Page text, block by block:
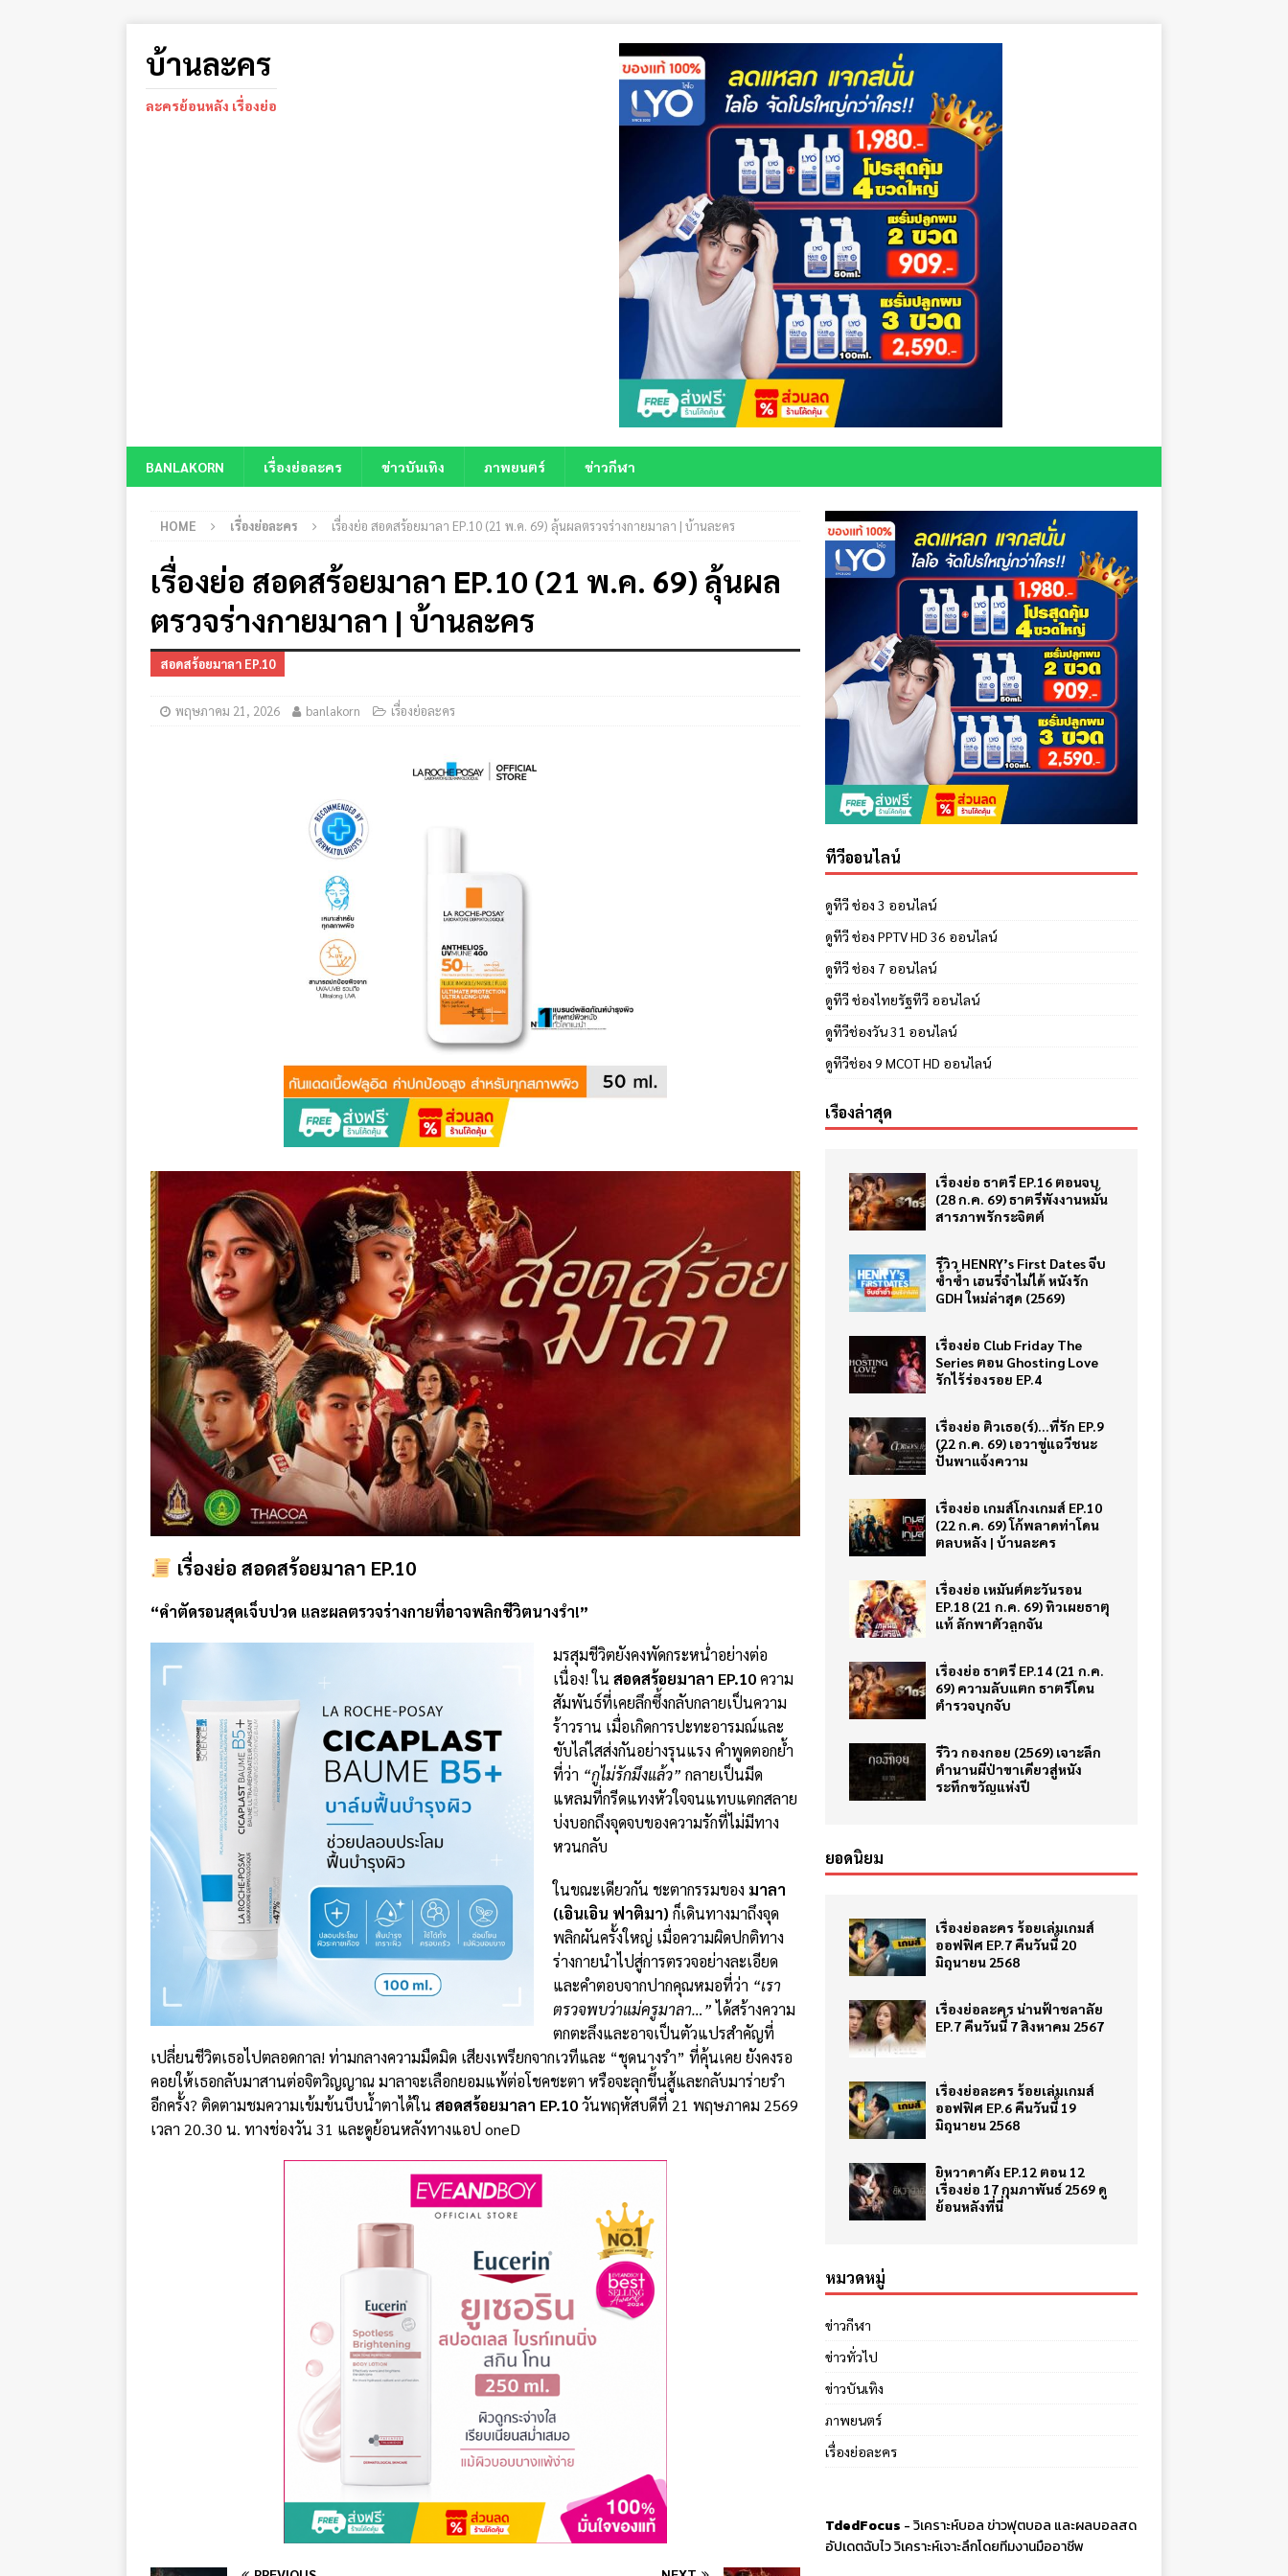
บ้านละคร
ละครย้อนหลัง เรื่องย่อ
BANLAKORN เรื่องย่อละคร ข่าวบันเทิง ภาพยนตร์ ข่าวกีฬา
HOME เรื่องย่อละคร เรื่องย่อ สอดสร้อยมาลา EP.10 (21 พ.ค. 69) ลุ้นผลตรวจร่างกายมาลา | บ้านละคร
เรื่องย่อ สอดสร้อยมาลา EP.10 (21 พ.ค. 69) ลุ้นผล
ตรวจร่างกายมาลา | บ้านละคร
สอดสร้อยมาลา EP.10
พฤษภาคม 21, 2026 banlakorn เรื่องย่อละคร
เรื่องย่อ สอดสร้อยมาลา EP.10
“คำตัดรอนสุดเจ็บปวด และผลตรวจร่างกายที่อาจพลิกชีวิตนางรำ!”
มรสุมชีวิตยังคงพัดกระหน่ำอย่างต่อ
เนื่อง! ใน สอดสร้อยมาลา EP.10ความ
สัมพันธ์ที่เคยลึกซึ้งกลับกลายเป็นความ
ร้าวราน เมื่อเกิดการปะทะอารมณ์และ
ขับไล่ไสส่งกันอย่างรุนแรง คำพูดตอกย้ำ
ที่ว่า “กูไม่รักมึงแล้ว” กลายเป็นมีด
แหลมที่กรีดแทงหัวใจจนแทบแตกสลาย
บ่งบอกถึงจุดจบของความรักที่ไม่มีทาง
หวนกลับ
ในขณะเดียวกัน ชะตากรรมของ มาลา
(เอินเอิน ฟาติมา) ก็เดินทางมาถึงจุด
พลิกผันครั้งใหญ่ เมื่อความผิดปกติทาง
ร่างกายนำไปสู่การตรวจอย่างละเอียด
และคำตอบจากปากคุณหมอที่ว่า “เรา
ตรวจพบว่าแม่ครูมาลา…”ได้สร้างความ
ตกตะลึงและอาจเป็นตัวแปรสำคัญที่
เปลี่ยนชีวิตเธอไปตลอดกาล! ท่ามกลางความมืดมิด เสียงเพรียกจากเวทีและ “ชุดนางรำ” ที่คุ้นเคย ยังคงรอ
คอยให้เธอกลับมาสานต่อจิตวิญญาณ มาลาจะเลือกยอมแพ้ต่อโชคชะตา หรือจะลุกขึ้นสู้และกลับมาร่ายรำ
อีกครั้ง? ติดตามชมความเข้มข้นบีบน้ำตาได้ใน สอดสร้อยมาลา EP.10วันพฤหัสบดีที่ 21 พฤษภาคม 2569
เวลา 20.30 น. ทางช่องวัน 31 และดูย้อนหลังทางแอป oneD
ทีวีออนไลน์
ดูทีวี ช่อง 3 ออนไลน์
ดูทีวี ช่อง PPTV HD 36 ออนไลน์
ดูทีวี ช่อง 7 ออนไลน์
ดูทีวี ช่องไทยรัฐทีวี ออนไลน์
ดูทีวีช่องวัน 31 ออนไลน์
ดูทีวีช่อง 9 MCOT HD ออนไลน์
เรื่องล่าสุด
เรื่องย่อ ธาตรี EP.16 ตอนจบ
(28 ก.ค. 69) ธาตรีพังงานหมั้น
สารภาพรักระจิตต์
รีวิว HENRY’s First Dates จีบ
ซ้ำซ้ำ เฮนรี่จำไม่ได้ หนังรัก
GDH ใหม่ล่าสุด (2569)
เรื่องย่อ Club Friday The
Series ตอน Ghosting Love
รักไร้ร่องรอย EP.4
เรื่องย่อ ติวเธอ(ร์)…ที่รัก EP.9
(22 ก.ค. 69) เอวาขู่แฉวีชนะ
ปั้นพาแจ้งความ
เรื่องย่อ เกมส์โกงเกมส์ EP.10
(22 ก.ค. 69) โก้พลาดท่าโดน
ตลบหลัง | บ้านละคร
เรื่องย่อ เหมันต์ตะวันรอน
EP.18 (21 ก.ค. 69) ทิวเผยธาตุ
แท้ ลักพาตัวลูกจัน
เรื่องย่อ ธาตรี EP.14 (21 ก.ค.
69) ความลับแตก ธาตรีโดน
ตำรวจบุกจับ
รีวิว กองกอย (2569) เจาะลึก
ตำนานผีป่าขาเดียวสู่หนัง
ระทึกขวัญแห่งปี
ยอดนิยม
เรื่องย่อละคร ร้อยเล่มเกมส์
ออฟฟิศ EP.7 คืนวันนี้ 20
มิถุนายน 2568
เรื่องย่อละคร น่านฟ้าชลาลัย
EP.7 คืนวันนี้ 7 สิงหาคม 2567
เรื่องย่อละคร ร้อยเล่มเกมส์
ออฟฟิศ EP.6 คืนวันนี้ 19
มิถุนายน 2568
ยิหวาดาตัง EP.12 ตอน 12
เรื่องย่อ 17 กุมภาพันธ์ 2569 ดู
ย้อนหลังที่นี่
หมวดหมู่
ข่าวกีฬา
ข่าวทั่วไป
ข่าวบันเทิง
ภาพยนตร์
เรื่องย่อละคร
TdedFocus -วิเคราะห์บอล ข่าวฟุตบอล และผลบอลสด
อัปเดตฉับไว วิเคราะห์เจาะลึกโดยทีมงานมืออาชีพ